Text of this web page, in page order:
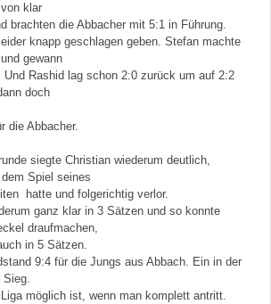
klar
brachten die Abbacher mit 5:1 in Führung.
knapp geschlagen geben. Stefan machte
gewann
Rashid lag schon 2:0 zurück um auf 2:2
doch
die Abbacher.
siegte Christian wiederum deutlich,
Spiel seines
hatte und folgerichtig verlor.
ganz klar in 3 Sätzen und so konnte
draufmachen,
in 5 Sätzen.
9:4 für die Jungs aus Abbach. Ein in der
Sieg.
möglich ist, wenn man komplett antritt.